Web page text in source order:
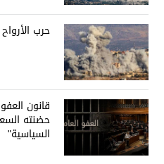
حرب
قانون
حضنته
السياسية"